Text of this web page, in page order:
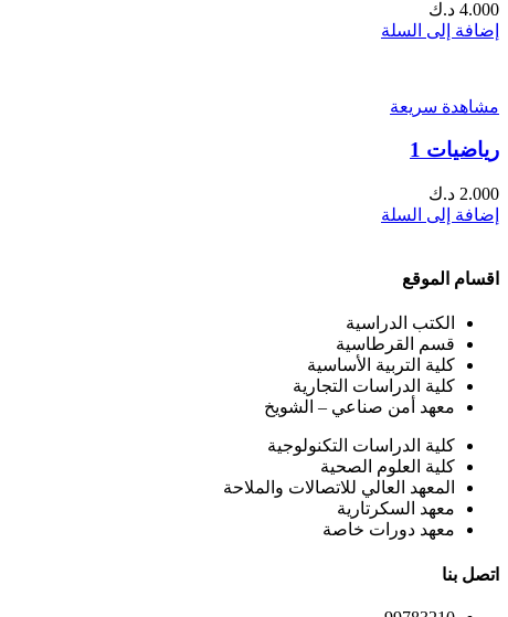
4.000 د.ك
إضافة إلى السلة
مشاهدة سريعة
رياضيات 1
2.000 د.ك
إضافة إلى السلة
اقسام الموقع
الكتب الدراسية
قسم القرطاسية
كلية التربية الأساسية
كلية الدراسات التجارية
معهد أمن صناعي – الشويخ
كلية الدراسات التكنولوجية
كلية العلوم الصحية
المعهد العالي للاتصالات والملاحة
معهد السكرتارية
معهد دورات خاصة
اتصل بنا